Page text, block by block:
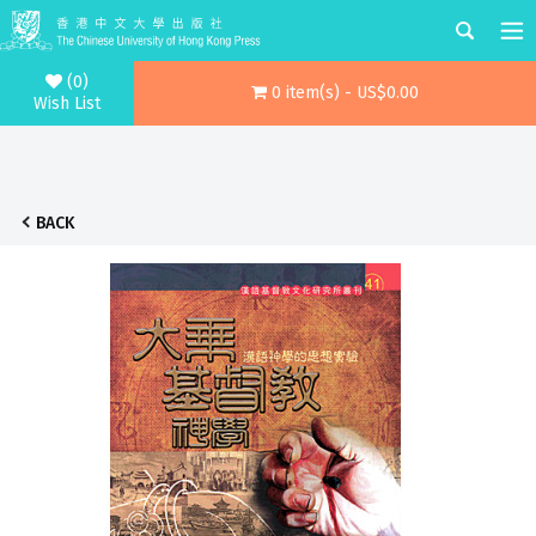
(0)
Wish List
0 item(s) - US$0.00
BACK